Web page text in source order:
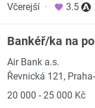
Včerejší · 3.5
Bankéř/ka na
Air Bank a.s.
Řevnická 121,
20 000 - 25 000 Kč